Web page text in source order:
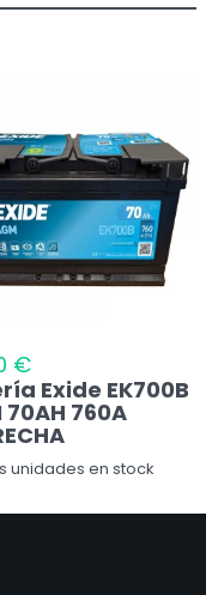
€
Exide EK700B
70AH 760A
unidades en stock